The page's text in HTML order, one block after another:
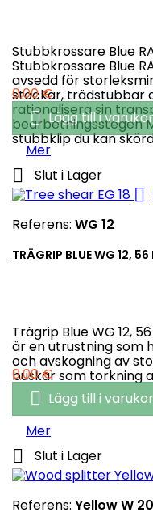
Stubbkrossare Blue
Stubbkrossare Blue
avsedd för
stockar, trädstubbar
rationalisera sin
bearbetningsstegen
stubbklip du kan
Pris
0,00 €
 Lägg till i
Mer
 Slut i Lager

Referens: WG 12
TRÄGRIP BLUE WG 12, 56
Trägrip Blue WG 12,
är en utrustning som
och avskogning av
buskar som torkning
Pris
0,00 €
 Lägg till i
Mer
 Slut i Lager
Referens: Yellow W 20